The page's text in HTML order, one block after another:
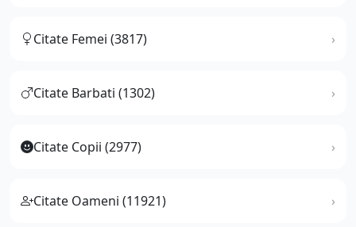
Citate Femei (3817)
Citate Barbati (1302)
Citate Copii (2977)
Citate Oameni (11921)